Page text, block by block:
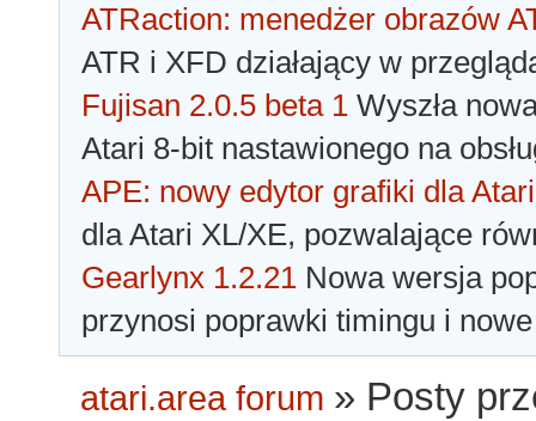
ATRaction: menedżer obrazów
ATR i XFD działający w
Fujisan 2.0.5 beta 1 Wyszła
Atari 8-bit nastawionego na
APE: nowy edytor grafiki dla Atari
dla Atari XL/XE, pozwalające
Gearlynx 1.2.21 Nowa wersja
przynosi poprawki timingu i
atari.area forum » Posty